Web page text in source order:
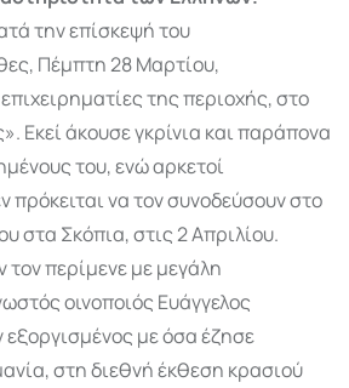
την επίσκεψή του
Πέμπτη 28 Μαρτίου,
της περιοχής, στο
Εκεί άκουσε γκρίνια και παράπονα
του, ενώ αρκετοί
πρόκειται να τον συνοδεύσουν στο
στα Σκόπια, στις 2 Απριλίου.
περίμενε με μεγάλη
οινοποιός Ευάγγελος
εξοργισμένος με όσα έζησε
στη διεθνή έκθεση κρασιού